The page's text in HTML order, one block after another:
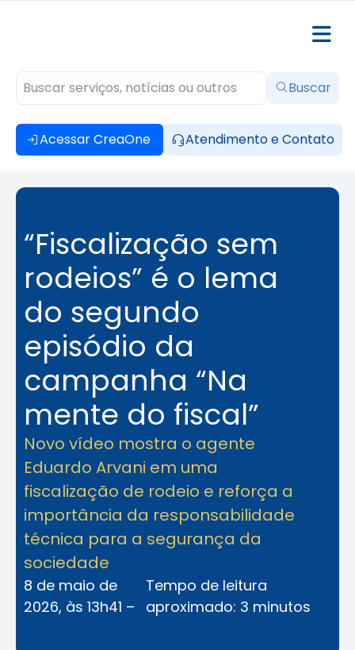
Acessar CreaOne Atendimento e Contato
Buscar
“Fiscalização sem
rodeios” é o lema
do segundo
episódio da
campanha “Na
mente do fiscal”
Novo vídeo mostra o agente
Eduardo Arvani em uma
fiscalização de rodeio e reforça a
importância da responsabilidade
técnica para a segurança da
sociedade
8 de maio de
2026, às 13h41 –
Tempo de leitura
aproximado: 3 minutos